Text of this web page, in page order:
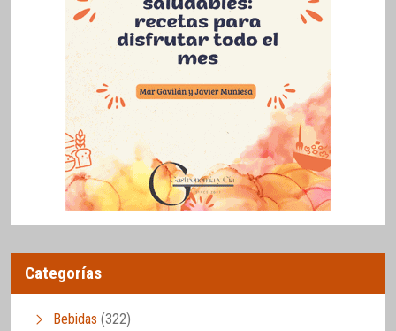
Categorías
Bebidas (322)